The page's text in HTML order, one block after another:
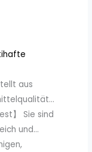
aus
】 Sie sind
und...